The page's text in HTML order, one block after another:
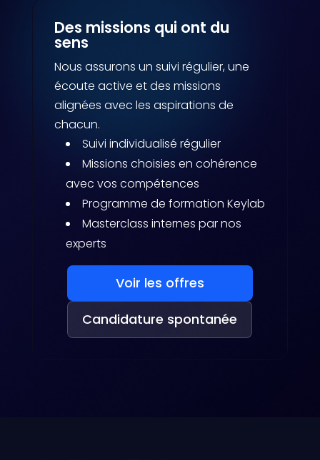
Des missions qui ont du
sens
Nous assurons un suivi régulier, une
écoute active et des missions
alignées avec les aspirations de
chacun.
Suivi individualisé régulier
Missions choisies en cohérence
avec vos compétences
Programme de formation Keylab
Masterclass internes par nos
experts
Voir les offres
Candidature spontanée